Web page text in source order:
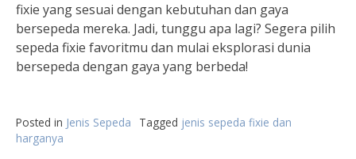
fixie yang sesuai dengan kebutuhan dan gaya
bersepeda mereka. Jadi, tunggu apa lagi? Segera pilih
sepeda fixie favoritmu dan mulai eksplorasi dunia
bersepeda dengan gaya yang berbeda!
Posted in Jenis Sepeda Tagged jenis sepeda fixie dan
harganya